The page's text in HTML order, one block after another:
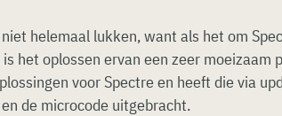
helemaal lukken, want als het om
het oplossen ervan een zeer moeizaam
voor Spectre en heeft die via
de microcode uitgebracht.